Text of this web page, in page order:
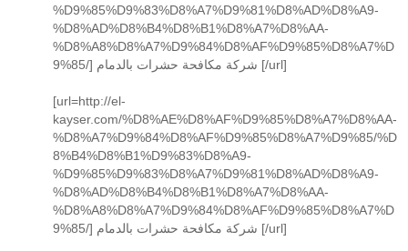
%D9%85%D9%83%D8%A7%D9%81%D8%AD%D8%A9-
%D8%AD%D8%B4%D8%B1%D8%A7%D8%AA-
%D8%A8%D8%A7%D9%84%D8%AF%D9%85%D8%A7%D
9%85/] شركة مكافحة حشرات بالدمام [/url]
[url=http://el-
kayser.com/%D8%AE%D8%AF%D9%85%D8%A7%D8%AA-
%D8%A7%D9%84%D8%AF%D9%85%D8%A7%D9%85/%D
8%B4%D8%B1%D9%83%D8%A9-
%D9%85%D9%83%D8%A7%D9%81%D8%AD%D8%A9-
%D8%AD%D8%B4%D8%B1%D8%A7%D8%AA-
%D8%A8%D8%A7%D9%84%D8%AF%D9%85%D8%A7%D
9%85/] شركة مكافحة حشرات بالدمام [/url]